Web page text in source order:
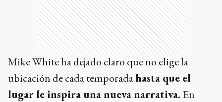
Mike White ha dejado claro que no elige la
ubicación de cada temporadahasta que el
lugar le inspira una nueva narrativa. En